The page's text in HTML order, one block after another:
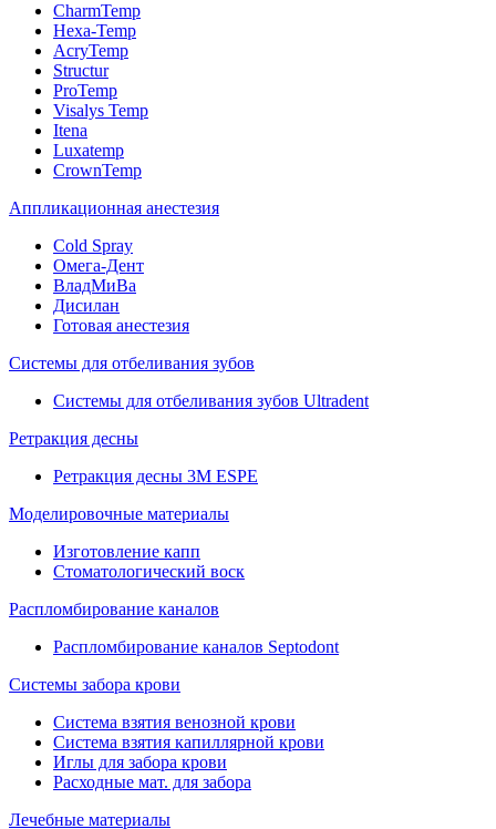
CharmTemp
Hexa-Temp
AcryTemp
Structur
ProTemp
Visalys Temp
Itena
Luxatemp
CrownTemp
Аппликационная анестезия
Cold Spray
Омега-Дент
ВладМиВа
Дисилан
Готовая анестезия
Системы для отбеливания зубов
Системы для отбеливания зубов Ultradent
Ретракция десны
Ретракция десны 3M ESPE
Моделировочные материалы
Изготовление капп
Стоматологический воск
Распломбирование каналов
Распломбирование каналов Septodont
Системы забора крови
Система взятия венозной крови
Система взятия капиллярной крови
Иглы для забора крови
Расходные мат. для забора
Лечебные материалы